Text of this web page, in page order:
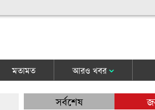
মতামত আরও খবর
সর্বশেষ